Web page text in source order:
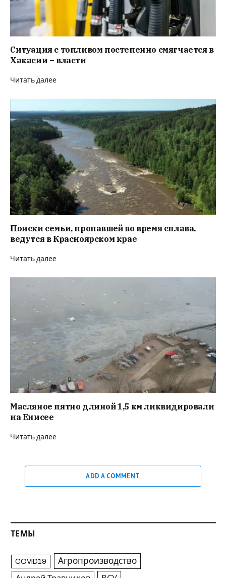
Ситуация с топливом постепенно смягчается в
Хакасии – власти
Читать далее
Поиски семьи, пропавшей во время сплава,
ведутся в Красноярском крае
Читать далее
Масляное пятно длиной 1,5 км ликвидировали
на Енисее
Читать далее
ADD A COMMENT
ТЕМЫ
COVID19 Агропроизводство